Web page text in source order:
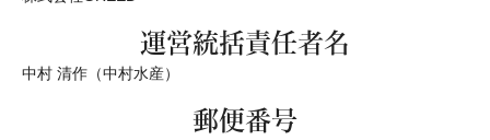
運営統括責任者名
中村 清作（中村水産）
郵便番号